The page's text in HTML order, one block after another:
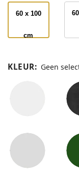
60 x 100
cm
KLEUR: Geen